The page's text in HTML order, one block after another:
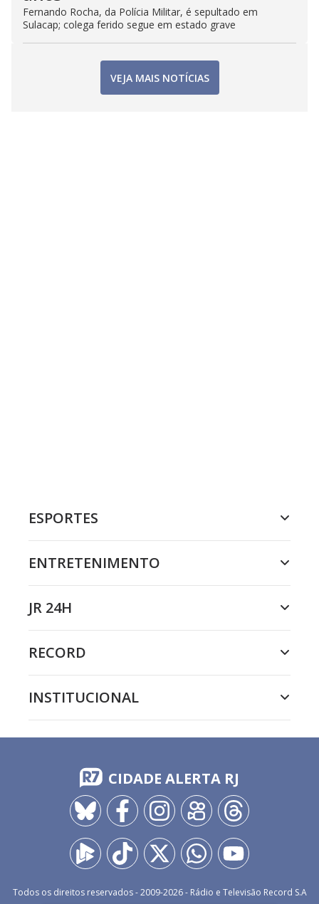
Fernando Rocha, da Polícia Militar, é sepultado em
Sulacap; colega ferido segue em estado grave
VEJA MAIS NOTÍCIAS
ESPORTES
ENTRETENIMENTO
JR 24H
RECORD
INSTITUCIONAL
CIDADE ALERTA RJ
Todos os direitos reservados - 2009-2026- Rádio e Televisão Record S.A